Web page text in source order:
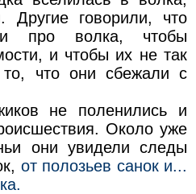
Другие говорили, что
про волка, чтобы
и чтобы их не так
то, что они сбежали с
не поленились и
Около уже
они увидели следы
от полозьев санок и...